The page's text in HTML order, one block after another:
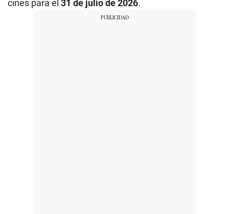
cines para el 31 de julio de 2026.